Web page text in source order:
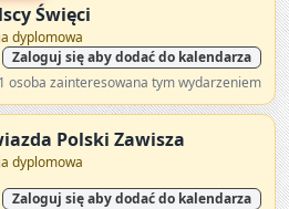
Święci
dyplomowa
Zaloguj się aby dodać do kalendarza
1 osoba zainteresowana tym wydarzeniem
Polski Zawisza
dyplomowa
Zaloguj się aby dodać do kalendarza